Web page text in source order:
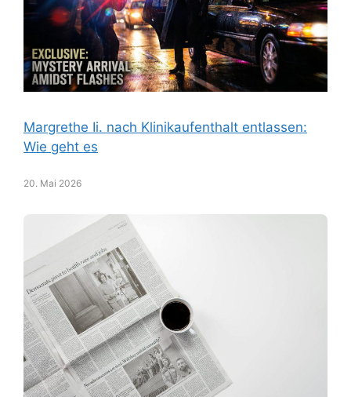
Margrethe Ii. nach Klinikaufenthalt entlassen:
Wie geht es
20. Mai 2026